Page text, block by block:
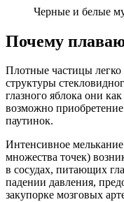
Черные и белые
Почему
Плотные частицы легко
структуры
глазного яблока они
возможно
паутинок.
Интенсивное
множества точек)
в сосудах, питающих
падении давления,
закупорке мозговых